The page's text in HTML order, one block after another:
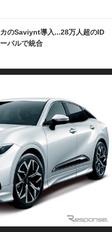
のSaviynt導入...28万人超のID
バルで統合